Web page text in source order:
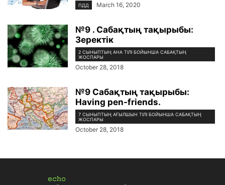
ПДД March 16, 2020
№9 . Сабақтың тақырыбы:
Зеректік
2 СЫНЫПТЫҢ АНА ТІЛІ БОЙЫНША САБАҚТЫҢ
ЖОСПАРЫ
October 28, 2018
№9 Сабақтың тақырыбы:
Having pen-friends.
7 СЫНЫПТЫҢ АҒЫЛШЫН ТІЛІ БОЙЫНША САБАҚТЫҢ
ЖОСПАРЫ
October 28, 2018